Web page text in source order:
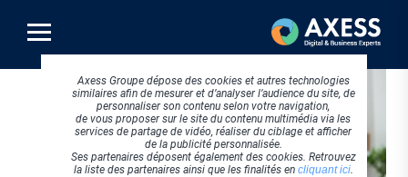
contenu
principal
Axess Groupe dépose des cookies et autres technologies
similaires afin de mesurer et d’analyser l’audience du site, de
personnaliser son contenu selon votre navigation,
de vous proposer sur le site du contenu multimédia via les
services de partage de vidéo, réaliser du ciblage et afficher
de la publicité personnalisée.
Ses partenaires déposent également des cookies. Retrouvez
la liste des partenaires ainsi que les finalités en cliquant ici.